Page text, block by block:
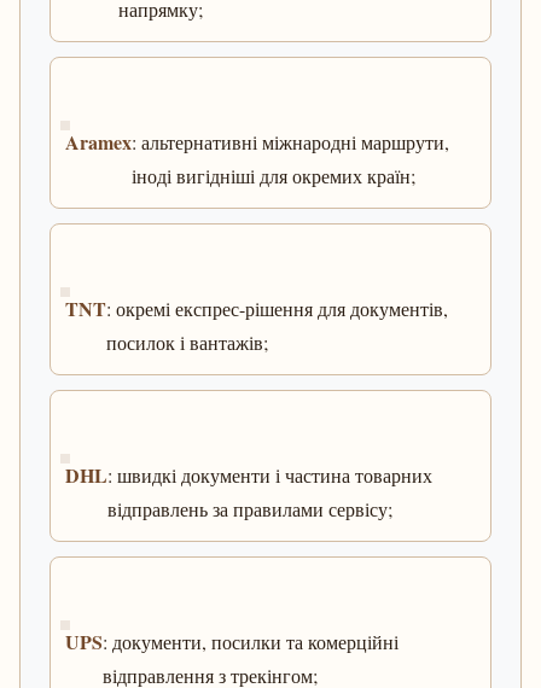
напрямку;
Aramex: альтернативні міжнародні маршрути,
іноді вигідніші для окремих країн;
TNT: окремі експрес-рішення для документів,
посилок і вантажів;
DHL: швидкі документи і частина товарних
відправлень за правилами сервісу;
UPS: документи, посилки та комерційні
відправлення з трекінгом;